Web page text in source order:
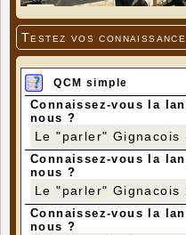
Testez vos
QCM simple
Connaissez-vous la
nous ?
Le "parler" Gignacois
Connaissez-vous la
nous ?
Le "parler" Gignacois
Connaissez-vous la
nous ?